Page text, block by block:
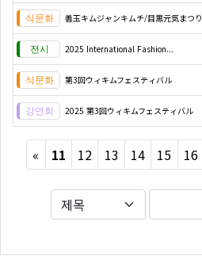
善玉キムジャンキムチ/目黒元気まつり
2025 International Fashion...
第3回ウィキムフェスティバル
2025 第3回ウィキムフェスティバル
« Previous
11 12 13 14 15 16